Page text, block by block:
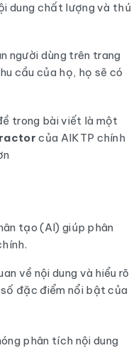
dung chất lượng và thú
người dùng trên trang
cầu của họ, họ sẽ có
trong bài viết là một
của AIKTP chính
tạo (AI) giúp phân
về nội dung và hiểu rõ
đặc điểm nổi bật của
phân tích nội dung